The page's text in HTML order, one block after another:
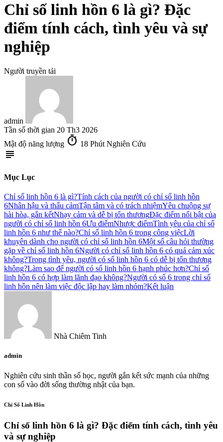
Chỉ số linh hồn 6 là gì? Đặc
điểm tính cách, tình yêu và sự
nghiệp
Người truyền tải
admin
Tần số thời gian 20 Th3 2026
Mật độ năng lượng timer 18 Phút Nghiên Cứu
subject
Mục Lục
Chỉ số linh hồn 6 là gì?Tính cách của người có chỉ số linh hồn
6Nhân hậu và thấu cảmTận tâm và có trách nhiệmYêu chuộng sự
hài hòa, gắn kếtNhạy cảm và dễ bị tổn thươngĐặc điểm nổi bật của
người có chỉ số linh hồn 6Ưu điểmNhược điểmTình yêu của chỉ số
linh hồn 6 như thế nào?Chỉ số linh hồn 6 trong công việcLời
khuyên dành cho người có chỉ số linh hồn 6Một số câu hỏi thường
gặp về chỉ số linh hồn 6Người có chỉ số linh hồn 6 có quá cảm xúc
không?Trong tình yêu, người có số linh hồn 6 có dễ bị tổn thương
không?Làm sao để người có số linh hồn 6 hạnh phúc hơn?Chỉ số
linh hồn 6 có hợp làm lãnh đạo không?Người có số 6 trong chỉ số
linh hồn nên làm việc độc lập hay làm nhóm?Kết luận
Nhà Chiêm Tinh
admin
Nghiên cứu sinh thần số học, người gắn kết sức mạnh của những
con số vào đời sống thường nhật của bạn.
Chỉ Số Linh Hồn
Chỉ số linh hồn 6 là gì? Đặc điểm tính cách, tình yêu
và sự nghiệp